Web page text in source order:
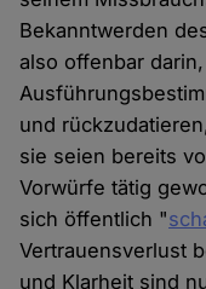
Bekanntwerden
also offenbar
und
sie seien bereits
Vorwürfe tätig
sich öffentlich "
Vertrauensverlust
und Klarheit sind